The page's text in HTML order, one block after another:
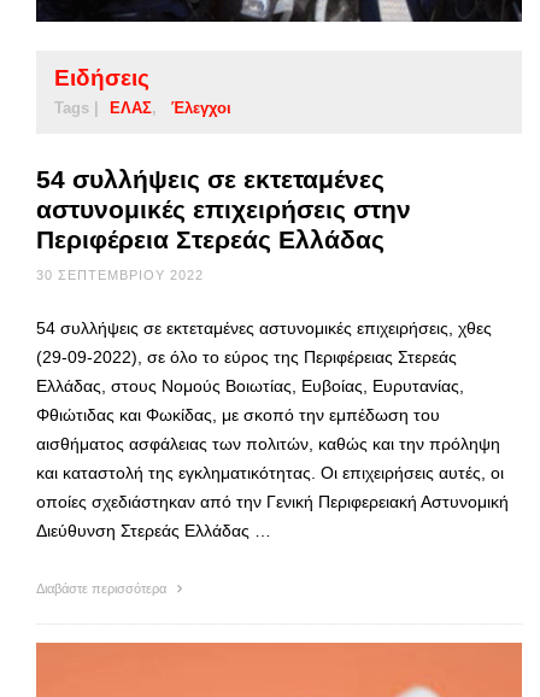
Ειδήσεις
Tags | ΕΛΑΣ Έλεγχοι
54 συλλήψεις σε εκτεταμένες
αστυνομικές επιχειρήσεις στην
Περιφέρεια Στερεάς Ελλάδας
30 ΣΕΠΤΕΜΒΡΊΟΥ 2022
54 συλλήψεις σε εκτεταμένες αστυνομικές επιχειρήσεις, χθες
(29-09-2022), σε όλο το εύρος της Περιφέρειας Στερεάς
Ελλάδας, στους Νομούς Βοιωτίας, Ευβοίας, Ευρυτανίας,
Φθιώτιδας και Φωκίδας, με σκοπό την εμπέδωση του
αισθήματος ασφάλειας των πολιτών, καθώς και την πρόληψη
και καταστολή της εγκληματικότητας. Οι επιχειρήσεις αυτές, οι
οποίες σχεδιάστηκαν από την Γενική Περιφερειακή Αστυνομική
Διεύθυνση Στερεάς Ελλάδας …
Διαβάστε περισσότερα